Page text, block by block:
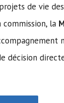
de vie
la
décision